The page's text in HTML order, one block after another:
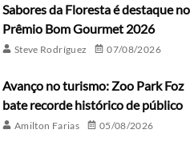
Sabores da Floresta é destaque no
Prêmio Bom Gourmet 2026
Steve Rodríguez 07/08/2026
Avanço no turismo: Zoo Park Foz
bate recorde histórico de público
Amilton Farias 05/08/2026